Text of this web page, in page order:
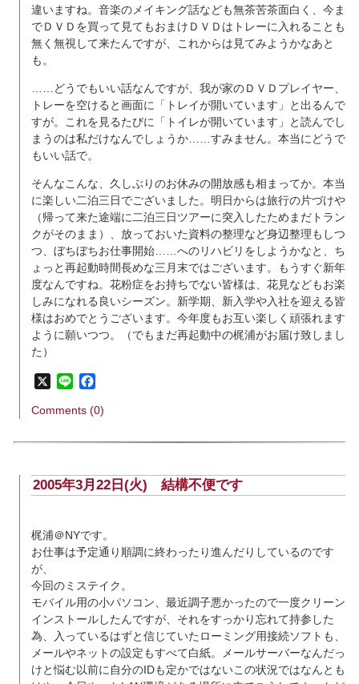
違いますね。音楽のメイキング話なども無茶苦茶面白く、今ま
でＤＶＤを買って見てもおまけＤＶＤはトレーに入れることも
無く無視して来たんですが、これからは見てみようかなあと
も。
……どうでもいい話なんですが、我が家のＤＶＤプレイヤー、
トレーを空けると画面に「トレイが開いています」と出るんで
すが。これを見るたびに「トイレが開いています」と読んでし
まうのは私だけなんでしょうか……すみません。本当にどうで
もいい話で。
そんなこんな、久しぶりのお休みの開放感も相まってか。本当
に楽しい二泊三日でございました。明日からは旅行の片づけや
（帰って来た途端に二泊三日ツアーに突入したためまだトラン
クがそのまま）、放っておいた資料の整理など身辺整理もしつ
つ、ぼちぼちお仕事開始……へのリハビリをしようかなと、ち
ょっと再起動時間長めな三月末ではございます。もうすぐ新年
度なんですね。花粉症をお持ちでない皆様は、花見などもお楽
しみになれる良いシーズン。新学期、新入学や入社を迎える皆
様はおめでとうございます。今年度もお互い楽しく頑張れます
ように願いつつ。（でもまだ再起動中の梶浦がお届け致しまし
た）
X Line
Comments (0)
2005年3月22日(火) 結構不便です
梶浦＠NYです。
お仕事は予定通り順調に終わったり進んだりしているのです
が、
今回のミステイク。
モバイル用の小パソコン、最近調子悪かったので一度クリーン
インストールしたんですが、それをすっかり忘れて持参した
為、入っているはずと信じていたローミング用接続ソフトも、
メールやネットの設定もすべて白紙。メールサーバーなんだっ
けと悩む以前に自分のIDも定かではないこの状況ではなんとも